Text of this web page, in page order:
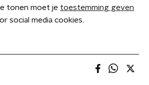
tonen moet je toestemming geven
social media cookies.